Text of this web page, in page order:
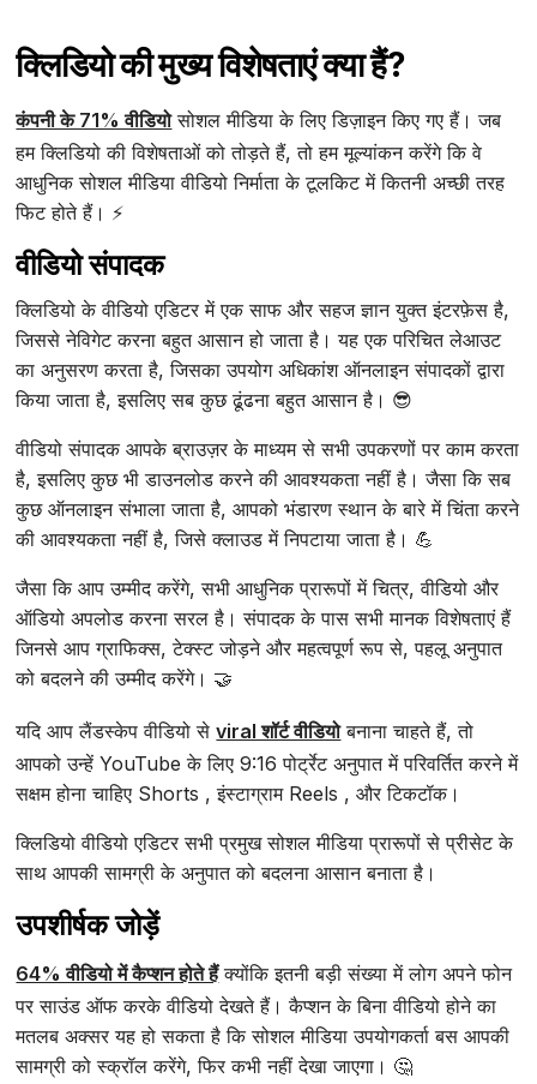
क्लिडियो की मुख्य विशेषताएं क्या हैं?
कंपनी के 71% वीडियोसोशल मीडिया के लिए डिज़ाइन किए गए हैं। जब
हम क्लिडियो की विशेषताओं को तोड़ते हैं, तो हम मूल्यांकन करेंगे कि वे
आधुनिक सोशल मीडिया वीडियो निर्माता के टूलकिट में कितनी अच्छी तरह
फिट होते हैं। ⚡
वीडियो संपादक
क्लिडियो के वीडियो एडिटर में एक साफ और सहज ज्ञान युक्त इंटरफ़ेस है,
जिससे नेविगेट करना बहुत आसान हो जाता है। यह एक परिचित लेआउट
का अनुसरण करता है, जिसका उपयोग अधिकांश ऑनलाइन संपादकों द्वारा
किया जाता है, इसलिए सब कुछ ढूंढना बहुत आसान है। 😎
वीडियो संपादक आपके ब्राउज़र के माध्यम से सभी उपकरणों पर काम करता
है, इसलिए कुछ भी डाउनलोड करने की आवश्यकता नहीं है। जैसा कि सब
कुछ ऑनलाइन संभाला जाता है, आपको भंडारण स्थान के बारे में चिंता करने
की आवश्यकता नहीं है, जिसे क्लाउड में निपटाया जाता है। 💪
जैसा कि आप उम्मीद करेंगे, सभी आधुनिक प्रारूपों में चित्र, वीडियो और
ऑडियो अपलोड करना सरल है। संपादक के पास सभी मानक विशेषताएं हैं
जिनसे आप ग्राफिक्स, टेक्स्ट जोड़ने और महत्वपूर्ण रूप से, पहलू अनुपात
को बदलने की उम्मीद करेंगे। 🤝
यदि आप लैंडस्केप वीडियो सेviral शॉर्ट वीडियोबनाना चाहते हैं, तो
आपको उन्हें YouTube के लिए 9:16 पोर्ट्रेट अनुपात में परिवर्तित करने में
सक्षम होना चाहिए Shorts , इंस्टाग्राम Reels , और टिकटॉक।
क्लिडियो वीडियो एडिटर सभी प्रमुख सोशल मीडिया प्रारूपों से प्रीसेट के
साथ आपकी सामग्री के अनुपात को बदलना आसान बनाता है।
उपशीर्षक जोड़ें
64% वीडियो में कैप्शन होते हैंक्योंकि इतनी बड़ी संख्या में लोग अपने फोन
पर साउंड ऑफ करके वीडियो देखते हैं। कैप्शन के बिना वीडियो होने का
मतलब अक्सर यह हो सकता है कि सोशल मीडिया उपयोगकर्ता बस आपकी
सामग्री को स्क्रॉल करेंगे, फिर कभी नहीं देखा जाएगा। 🤔